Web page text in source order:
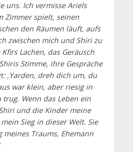
uns. Ich vermisse Ariels
Zimmer spielt, seinen
den Räumen läuft, aufs
zwischen mich und Shiri zu
Lachen, das Geräusch
Stimme, ihre Gespräche
‚Yarden, dreh dich um, du
war klein, aber riesig in
trug. Wenn das Leben ein
und die Kinder meine
Sieg in dieser Welt. Sie
meines Traums, Ehemann